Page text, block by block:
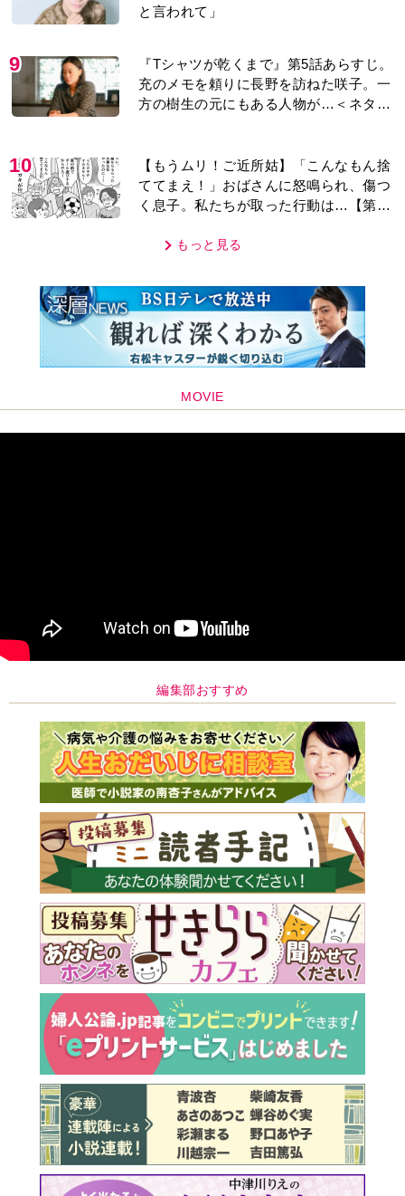
と言われて」
9
『Tシャツが乾くまで』第5話あらすじ。
充のメモを頼りに長野を訪ねた咲子。一
方の樹生の元にもある人物が…＜ネタバ
10
【もうムリ！ご近所姑】「こんなもん捨
ててまえ！」おばさんに怒鳴られ、傷つ
く息子。私たちが取った行動は…【第3
もっと見る
MOVIE
編集部おすすめ